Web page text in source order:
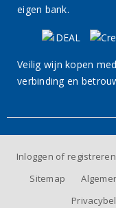
eigen bank.
Veilig wijn kopen
verbinding en
Inloggen of registreren
Sitemap